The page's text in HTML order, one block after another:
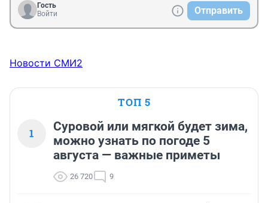
Гость
Войти
Отправить
Новости СМИ2
ТОП 5
1
Суровой или мягкой будет зима,
можно узнать по погоде 5
августа — важные приметы
26 720 9